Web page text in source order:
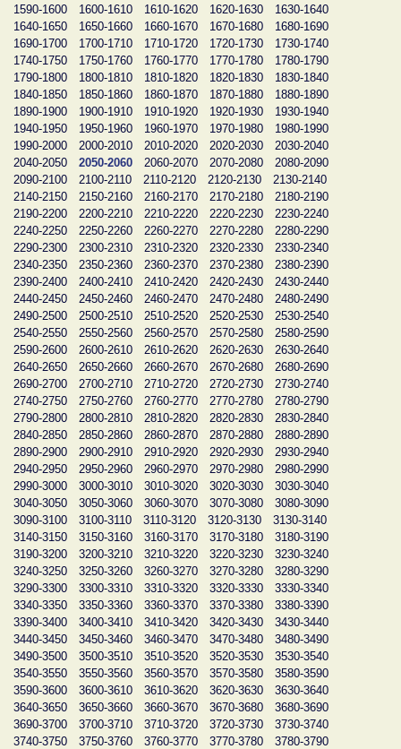
1590-1600
1600-1610 1610-1620 1620-1630
1630-1640
1640-1650
1650-1660 1660-1670 1670-1680
1680-1690
1690-1700
1700-1710 1710-1720 1720-1730
1730-1740
1740-1750
1750-1760 1760-1770 1770-1780
1780-1790
1790-1800
1800-1810 1810-1820 1820-1830
1830-1840
1840-1850
1850-1860 1860-1870 1870-1880
1880-1890
1890-1900
1900-1910 1910-1920 1920-1930
1930-1940
1940-1950
1950-1960 1960-1970 1970-1980
1980-1990
1990-2000
2000-2010 2010-2020 2020-2030
2030-2040
2040-2050
2050-2060 2060-2070 2070-2080
2080-2090
2090-2100
2100-2110 2110-2120 2120-2130
2130-2140
2140-2150
2150-2160 2160-2170 2170-2180
2180-2190
2190-2200
2200-2210 2210-2220 2220-2230
2230-2240
2240-2250
2250-2260 2260-2270 2270-2280
2280-2290
2290-2300
2300-2310 2310-2320 2320-2330
2330-2340
2340-2350
2350-2360 2360-2370 2370-2380
2380-2390
2390-2400
2400-2410 2410-2420 2420-2430
2430-2440
2440-2450
2450-2460 2460-2470 2470-2480
2480-2490
2490-2500
2500-2510 2510-2520 2520-2530
2530-2540
2540-2550
2550-2560 2560-2570 2570-2580
2580-2590
2590-2600
2600-2610 2610-2620 2620-2630
2630-2640
2640-2650
2650-2660 2660-2670 2670-2680
2680-2690
2690-2700
2700-2710 2710-2720 2720-2730
2730-2740
2740-2750
2750-2760 2760-2770 2770-2780
2780-2790
2790-2800
2800-2810 2810-2820 2820-2830
2830-2840
2840-2850
2850-2860 2860-2870 2870-2880
2880-2890
2890-2900
2900-2910 2910-2920 2920-2930
2930-2940
2940-2950
2950-2960 2960-2970 2970-2980
2980-2990
2990-3000
3000-3010 3010-3020 3020-3030
3030-3040
3040-3050
3050-3060 3060-3070 3070-3080
3080-3090
3090-3100
3100-3110 3110-3120 3120-3130
3130-3140
3140-3150
3150-3160 3160-3170 3170-3180
3180-3190
3190-3200
3200-3210 3210-3220 3220-3230
3230-3240
3240-3250
3250-3260 3260-3270 3270-3280
3280-3290
3290-3300
3300-3310 3310-3320 3320-3330
3330-3340
3340-3350
3350-3360 3360-3370 3370-3380
3380-3390
3390-3400
3400-3410 3410-3420 3420-3430
3430-3440
3440-3450
3450-3460 3460-3470 3470-3480
3480-3490
3490-3500
3500-3510 3510-3520 3520-3530
3530-3540
3540-3550
3550-3560 3560-3570 3570-3580
3580-3590
3590-3600
3600-3610 3610-3620 3620-3630
3630-3640
3640-3650
3650-3660 3660-3670 3670-3680
3680-3690
3690-3700
3700-3710 3710-3720 3720-3730
3730-3740
3740-3750
3750-3760 3760-3770 3770-3780
3780-3790